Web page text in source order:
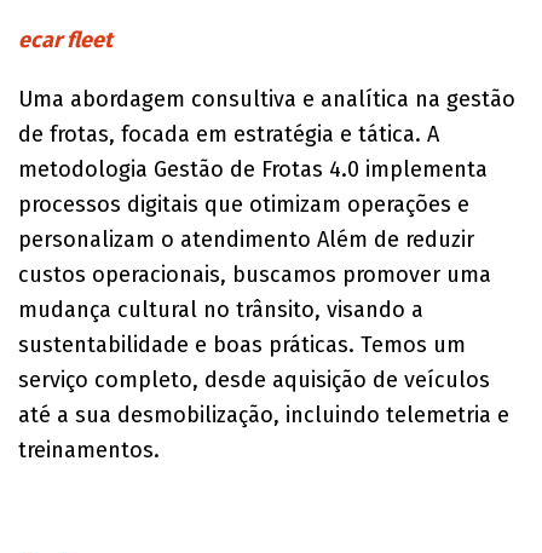
ecar fleet
Uma abordagem consultiva e analítica na gestão
de frotas, focada em estratégia e tática. A
metodologia Gestão de Frotas 4.0 implementa
processos digitais que otimizam operações e
personalizam o atendimento Além de reduzir
custos operacionais, buscamos promover uma
mudança cultural no trânsito, visando a
sustentabilidade e boas práticas. Temos um
serviço completo, desde aquisição de veículos
até a sua desmobilização, incluindo telemetria e
treinamentos.